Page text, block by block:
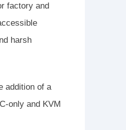
factory and
harsh
addition of a
only and KVM